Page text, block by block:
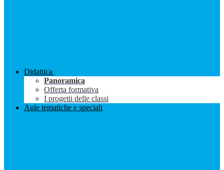
Didattica
Panoramica
Offerta formativa
I progetti delle classi
Aule tematiche e speciali